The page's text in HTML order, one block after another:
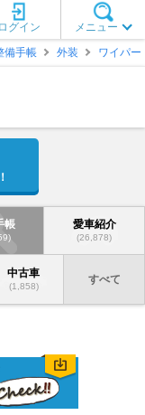
メニュー
ログイン
備手帳 外装 ワイパー
帳 愛車紹介
(26,878)
中古車
(1,858)
すべて